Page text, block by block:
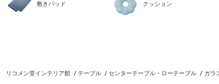
敷きパッド クッション
リコメン堂インテリア館 テーブル センターテーブル・ローテーブル ガラ